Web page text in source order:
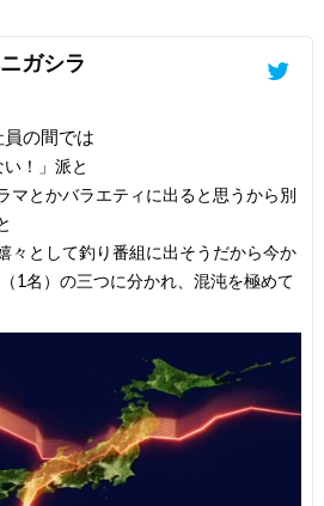
ガシラ
の間では
い！」派と
マとかバラエティに出ると思うから別
々として釣り番組に出そうだから今か
1名）の三つに分かれ、混沌を極めて